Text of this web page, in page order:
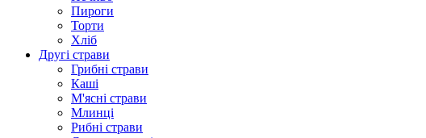
Пироги
Торти
Хліб
Другі страви
Грибні страви
Каші
М'ясні страви
Млинці
Рибні страви